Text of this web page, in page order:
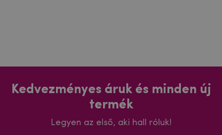
Kedvezményes áruk és minden új
termék
Legyen az első, aki hall róluk!